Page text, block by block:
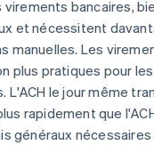
bancaires,
et nécessitent
manuelles. Les
plus pratiques pour
L'ACH le jour même
rapidement que
généraux